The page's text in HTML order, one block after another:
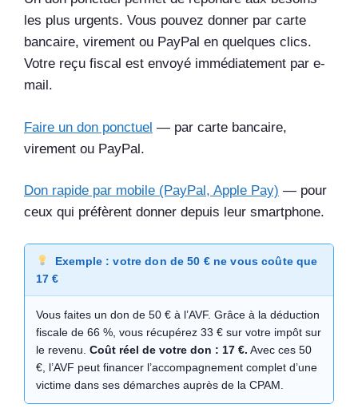
les plus urgents. Vous pouvez donner par carte
bancaire, virement ou PayPal en quelques clics.
Votre reçu fiscal est envoyé immédiatement par e-
mail.
Faire un don ponctuel — par carte bancaire,
virement ou PayPal.
Don rapide par mobile (PayPal, Apple Pay) — pour
ceux qui préfèrent donner depuis leur smartphone.
Exemple : votre don de 50 € ne vous coûte que
17 €
Vous faites un don de 50 € à l’AVF. Grâce à la déduction
fiscale de 66 %, vous récupérez 33 € sur votre impôt sur
le revenu. Coût réel de votre don : 17 €. Avec ces 50
€, l’AVF peut financer l’accompagnement complet d’une
victime dans ses démarches auprès de la CPAM.